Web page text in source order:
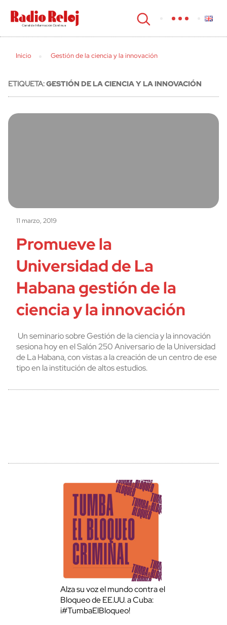
cerrar
Inicio Gestión de la ciencia y la innovación
ETIQUETA:GESTIÓN DE LA CIENCIA Y LA INNOVACIÓN
11 marzo, 2019
Promueve la
Universidad de La
Habana gestión de la
ciencia y la innovación
Un seminario sobre Gestión de la ciencia y la innovación
sesiona hoy en el Salón 250 Aniversario de la Universidad
de La Habana, con vistas a la creación de un centro de ese
tipo en la institución de altos estudios.
Alza su voz el mundo contra el
Bloqueo de EE.UU. a Cuba:
¡#TumbaElBloqueo!